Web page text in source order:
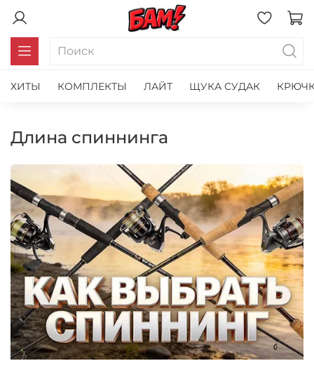
ХИТЫ КОМПЛЕКТЫ ЛАЙТ ЩУКА СУДАК
длина спиннинга